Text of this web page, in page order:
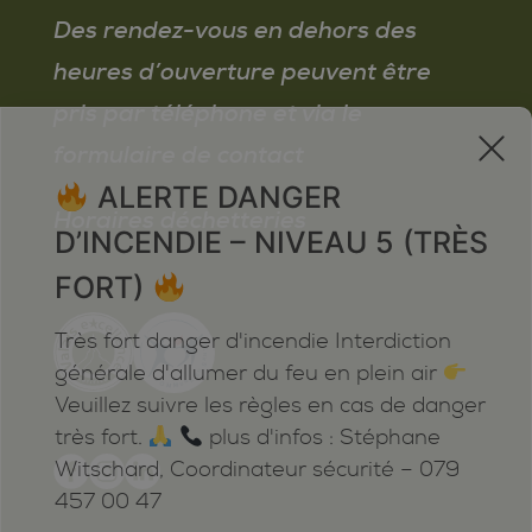
Des rendez-vous en dehors des
heures d’ouverture peuvent être
pris par téléphone et via le
Horaires déchetteries
x
ALERTE DANGER
D’INCENDIE – NIVEAU 5 (TRÈS
FORT)
Très fort danger d'incendie Interdiction
générale d'allumer du feu en plein air
Veuillez suivre les règles en cas de danger
très fort.
plus d'infos : Stéphane
Witschard, Coordinateur sécurité – 079
457 00 47